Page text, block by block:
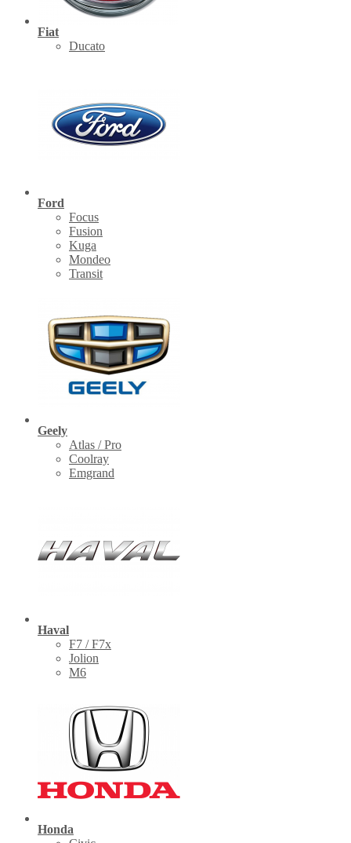
Fiat
Ducato
Ford
Focus
Fusion
Kuga
Mondeo
Transit
Geely
Atlas / Pro
Coolray
Emgrand
Haval
F7 / F7x
Jolion
M6
Honda